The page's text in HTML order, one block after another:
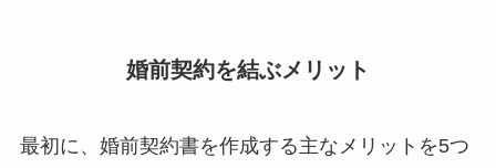
婚前契約を結ぶメリット
最初に、婚前契約書を作成する主なメリットを5つ